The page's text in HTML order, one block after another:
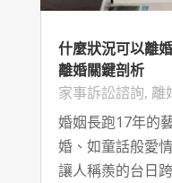
什麼狀況可以離
離婚關鍵剖析
家事訴訟諮詢, 離
婚姻長跑17年的
婚、如童話般愛
讓人稱羨的台日